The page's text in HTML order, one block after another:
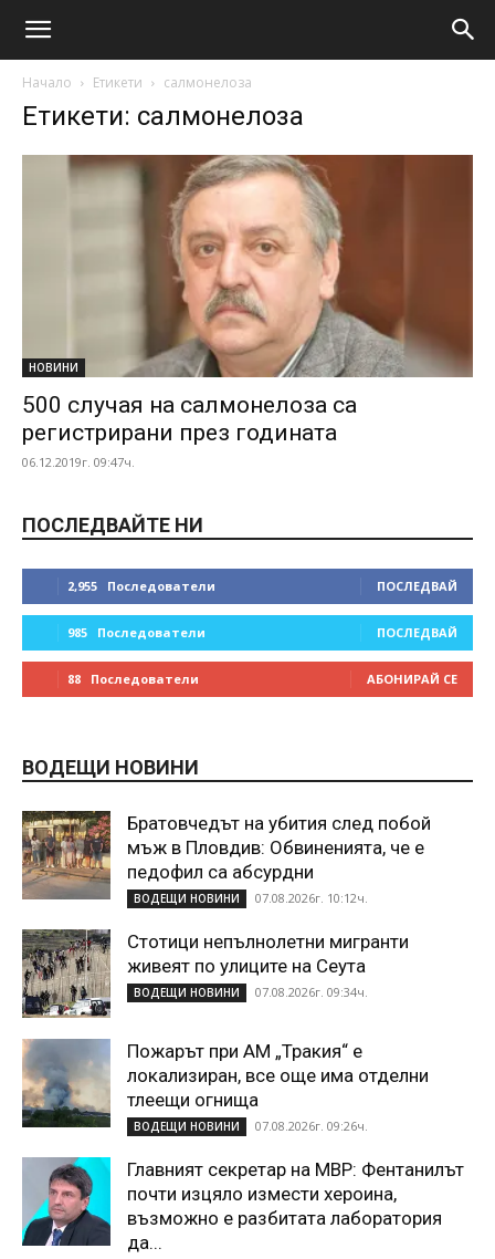
Начало Етикети салмонелоза
Етикети: салмонелоза
НОВИНИ
500 случая на салмонелоза са
регистрирани през годината
06.12.2019г. 09:47ч.
ПОСЛЕДВАЙТЕ НИ
2,955 Последователи ПОСЛЕДВАЙ
985 Последователи ПОСЛЕДВАЙ
88 Последователи АБОНИРАЙ СЕ
ВОДЕЩИ НОВИНИ
Братовчедът на убития след побой
мъж в Пловдив: Обвиненията, че е
педофил са абсурдни
ВОДЕЩИ НОВИНИ 07.08.2026г. 10:12ч.
Стотици непълнолетни мигранти
живеят по улиците на Сеута
ВОДЕЩИ НОВИНИ 07.08.2026г. 09:34ч.
Пожарът при АМ „Тракия“ е
локализиран, все още има отделни
тлеещи огнища
ВОДЕЩИ НОВИНИ 07.08.2026г. 09:26ч.
Главният секретар на МВР: Фентанилът
почти изцяло измести хероина,
възможно е разбитата лаборатория
да...